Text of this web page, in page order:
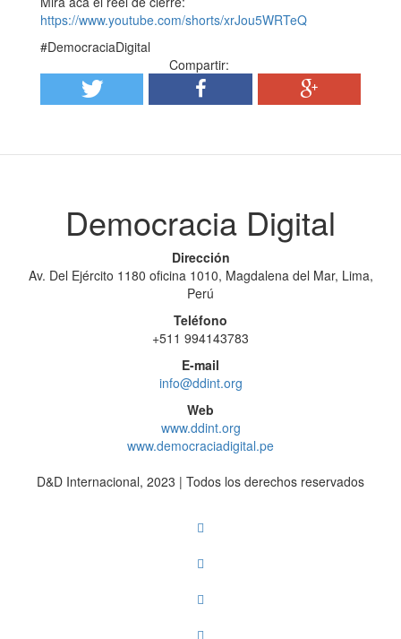
https://www.youtube.com/shorts/xrJou5WRTeQ
#DemocraciaDigital
Compartir:
Democracia Digital
Dirección
Av. Del Ejército 1180 oficina 1010, Magdalena del Mar, Lima,
Perú
Teléfono
+511 994143783
E-mail
info@ddint.org
Web
www.ddint.org
www.democraciadigital.pe
D&D Internacional, 2023 | Todos los derechos reservados